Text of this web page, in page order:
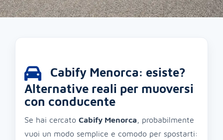
Cabify Menorca: esiste?
Alternative reali per muoversi
con conducente
Se hai cercato Cabify Menorca , probabilmente
vuoi un modo semplice e comodo per spostarti: